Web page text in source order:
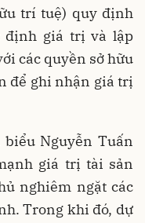
trí tuệ) quy định
định giá trị và lập
các quyền sở hữu
để ghi nhận giá trị
Nguyễn Tuấn
giá trị tài sản
nghiêm ngặt các
Trong khi đó, dự